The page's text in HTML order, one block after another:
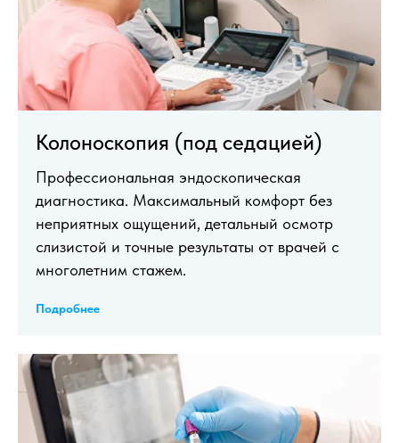
Колоноскопия (под седацией)
Профессиональная эндоскопическая
диагностика. Максимальный комфорт без
неприятных ощущений, детальный осмотр
слизистой и точные результаты от врачей с
многолетним стажем.
Подробнее